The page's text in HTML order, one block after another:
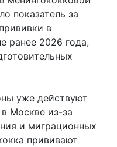
показатель за
в
ранее 2026 года,
уже действуют
Москве из-за
и миграционных
прививают